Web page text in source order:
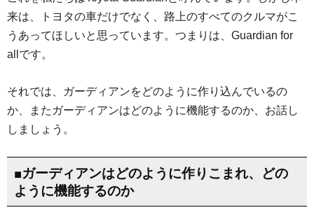
来は、トヨタの車だけでなく、路上のすべてのクルマがこ
うあってほしいと思っています。つまりは、Guardian for
allです。
それでは、ガーディアンをどのように作り込んでいるの
か、またガーディアンはどのように機能するのか、お話し
しましょう。
■ガーディアンはどのように作りこまれ、どの
ように機能するのか